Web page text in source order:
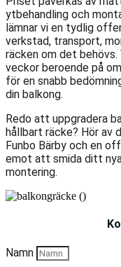
ytbehandling och
lämnar vi en tydlig
verkstad, transport,
räcken om det
veckor beroende på
för en snabb
din balkong.
Redo att uppgradera
hållbart räcke? Hör av
Funbo Bärby och en
emot att smida ditt
montering.
Namn